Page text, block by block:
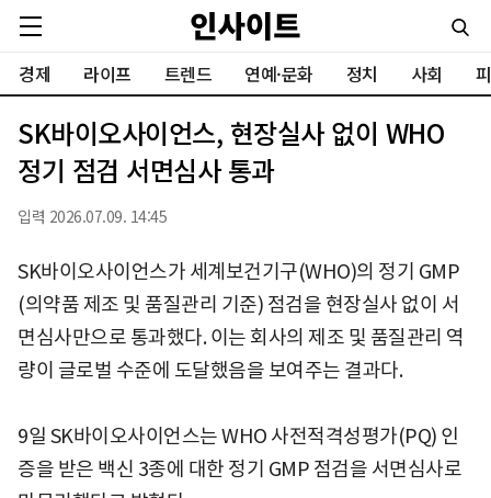
경제 라이프 트렌드 연예·문화 정치 사회
SK바이오사이언스, 현장실사 없이 WHO
정기 점검 서면심사 통과
입력 2026.07.09. 14:45
SK바이오사이언스가 세계보건기구(WHO)의 정기 GMP
(의약품 제조 및 품질관리 기준) 점검을 현장실사 없이 서
면심사만으로 통과했다. 이는 회사의 제조 및 품질관리 역
량이 글로벌 수준에 도달했음을 보여주는 결과다.
9일 SK바이오사이언스는 WHO 사전적격성평가(PQ) 인
증을 받은 백신 3종에 대한 정기 GMP 점검을 서면심사로